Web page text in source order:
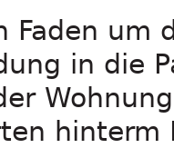
Faden um
in die
hinterm